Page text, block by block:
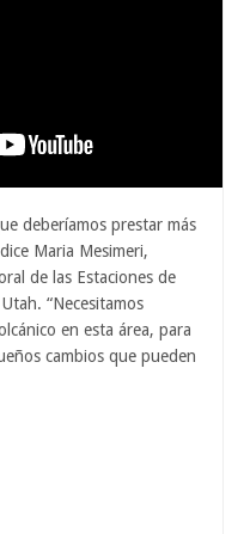
deberíamos prestar más
Maria Mesimeri,
de las Estaciones de
“Necesitamos
en esta área, para
cambios que pueden